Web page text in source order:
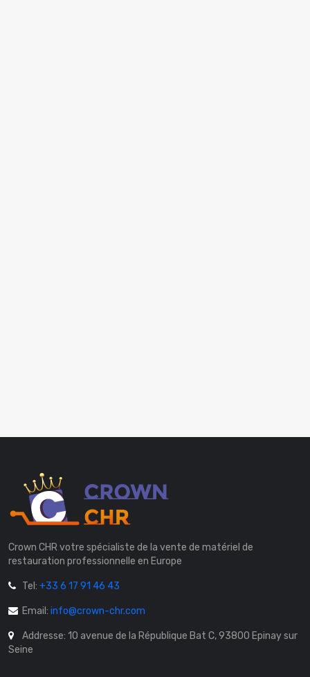
Crown CHR votre spécialiste de la vente de matériel de
restauration professionnelle en Europe
Tel: +33 6 17 91 46 43
Email: info@crown-chr.com
Addresse: 10 avenue de la République Bat C, 93800 Epinay sur
Seine